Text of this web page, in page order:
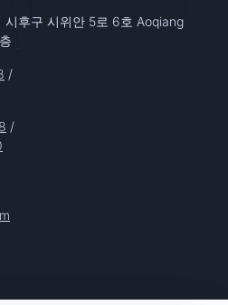
시후구 시위안 5로 6호 Aoqiang
/
/